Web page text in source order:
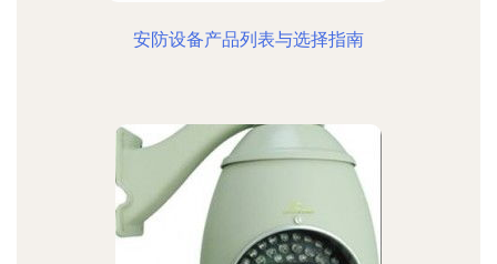
安防设备产品列表与选择指南